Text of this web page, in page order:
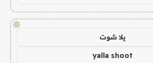
!
يلا شوت
yalla shoot